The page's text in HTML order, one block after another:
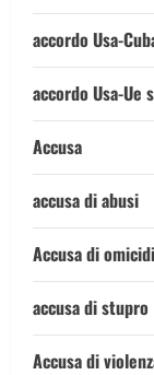
accordo Usa-
accordo Usa-Ue
Accusa
accusa di abusi
Accusa di
accusa di stupro
Accusa di